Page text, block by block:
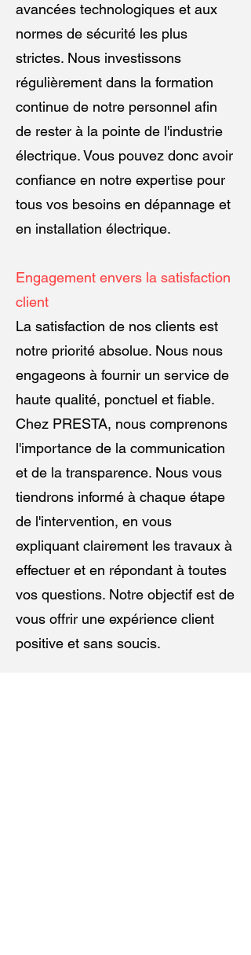
avancées technologiques et aux
normes de sécurité les plus
strictes. Nous investissons
régulièrement dans la formation
continue de notre personnel afin
de rester à la pointe de l'industrie
électrique. Vous pouvez donc avoir
confiance en notre expertise pour
tous vos besoins en dépannage et
en installation électrique.
Engagement envers la satisfaction
client
La satisfaction de nos clients est
notre priorité absolue. Nous nous
engageons à fournir un service de
haute qualité, ponctuel et fiable.
Chez PRESTA, nous comprenons
l'importance de la communication
et de la transparence. Nous vous
tiendrons informé à chaque étape
de l'intervention, en vous
expliquant clairement les travaux à
effectuer et en répondant à toutes
vos questions. Notre objectif est de
vous offrir une expérience client
positive et sans soucis.